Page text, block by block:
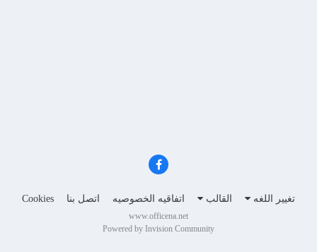
تغيير اللغه القالب اتفاقيه الخصوصيه اتصل بنا Cookies
www.officena.net
Powered by Invision Community